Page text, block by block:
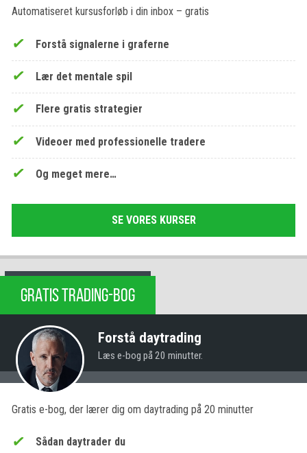
Automatiseret kursusforløb i din inbox – gratis
Forstå signalerne i graferne
Lær det mentale spil
Flere gratis strategier
Videoer med professionelle tradere
Og meget mere…
SE VORES KURSER
GRATIS TRADING-BOG
Forstå daytrading
Læs e-bog på 20 minutter.
Gratis e-bog, der lærer dig om daytrading på 20 minutter
Sådan daytrader du